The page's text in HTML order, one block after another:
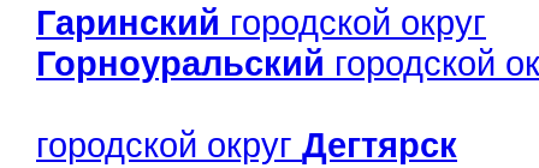
Гаринский городской округ
Горноуральский городской
городской округ Дегтярск